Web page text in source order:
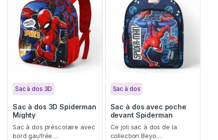
Sac à dos 3D
Sac à dos 3D Spiderman
Mighty
Sac à dos préscolaire avec
bord gaufrée…
Sac à dos
Sac à dos avec poche
devant Spiderman
Ce joli sac à dos de la
collection Beyo…